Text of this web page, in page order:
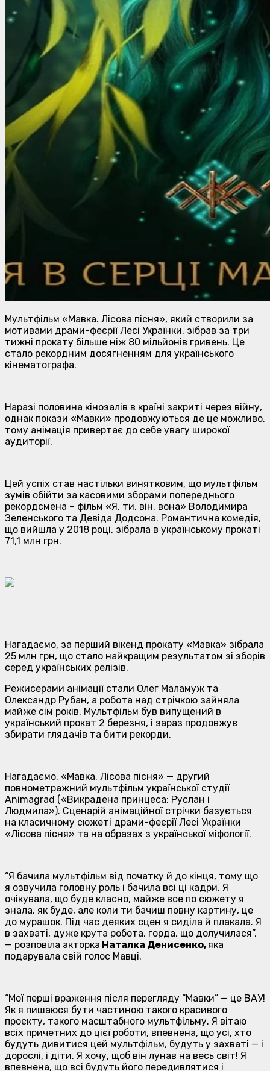
Мультфільм «Мавка. Лісова пісня», який створили за
мотивами драми-феєрії Лесі Українки, зібрав за три
тижні прокату більше ніж 80 мільйонів гривень. Це
стало рекордним досягненням для українського
кінематографа.
Наразі половина кінозалів в країні закриті через війну,
однак покази «Мавки» продовжуються де це можливо,
тому анімація привертає до себе увагу широкої
аудиторії.
Цей успіх став настільки винятковим, що мультфільм
зумів обійти за касовими зборами попереднього
рекордсмена – фільм «Я, ти, він, вона» Володимира
Зеленського та Девіда Додсона. Романтична комедія,
що вийшла у 2018 році, зібрала в українському прокаті
71,1 млн грн.
Нагадаємо, за перший вікенд прокату «Мавка» зiбрала
25 млн грн, що стало найкращим результатом зі зборів
серед українських релізів.
Режисерами анімації стали Олег Маламуж та
Олександр Рубан, а робота над стрічкою зайняла
майже сім років. Мультфільм був випущений в
український прокат 2 березня, і зараз продовжує
збирати глядачів та бити рекорди.
Нагадаємо, «Мавка. Лісова пісня» — другий
повнометражний мультфільм української студії
Animagrad («Викрадена принцеса: Руслан і
Людмила»). Сценарій анімаційної стрічки базується
на класичному сюжеті драми-феєрії Лесі Українки
«Лісова пісня» та на образах з української міфології.
“Я бачила мультфільм від початку й до кінця, тому що
я озвучила головну роль і бачила всі ці кадри. Я
очікувала, що буде класно, майже все по сюжету я
знала, як буде, але коли ти бачиш повну картину, це
до мурашок. Під час деяких сцен я сиділа й плакала. Я
в захваті, дуже крута робота, горда, що долучилася”,
— розповіла акторка Наталка Денисенко, яка
подарувала свій голос Мавці.
“Мої перші враження після перегляду “Мавки” — це ВАУ!
Як я пишаюся бути частиною такого красивого
проєкту, такого масштабного мультфільму. Я вітаю
всіх причетних до цієї роботи, впевнена, що усі, хто
будуть дивитися цей мультфільм, будуть у захваті — і
дорослі, і діти. Я хочу, щоб він лунав на весь світ! Я
впевнена, що всі будуть його передивлятися і